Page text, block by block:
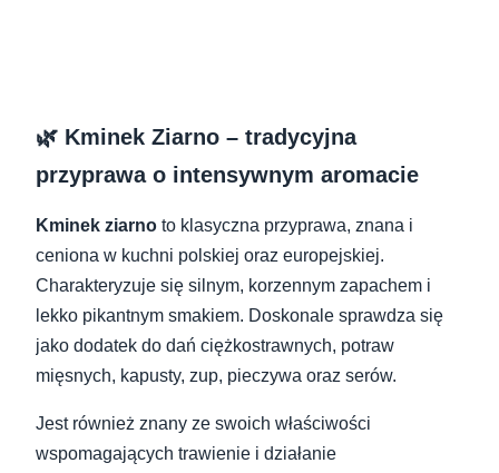
🌿 Kminek Ziarno – tradycyjna
przyprawa o intensywnym aromacie
Kminek ziarno to klasyczna przyprawa, znana i
ceniona w kuchni polskiej oraz europejskiej.
Charakteryzuje się silnym, korzennym zapachem i
lekko pikantnym smakiem. Doskonale sprawdza się
jako dodatek do dań ciężkostrawnych, potraw
mięsnych, kapusty, zup, pieczywa oraz serów.
Jest również znany ze swoich właściwości
wspomagających trawienie i działanie